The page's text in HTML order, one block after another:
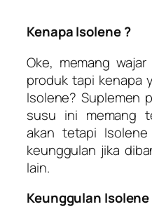
Kenapa Isolene ?
Oke, memang
produk tapi kenapa
Isolene? Suplemen
susu ini memang
akan tetapi
keunggulan jika
lain.
Keunggulan